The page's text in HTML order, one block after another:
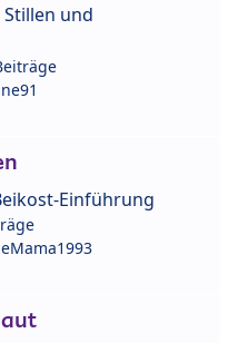
und
Einführung